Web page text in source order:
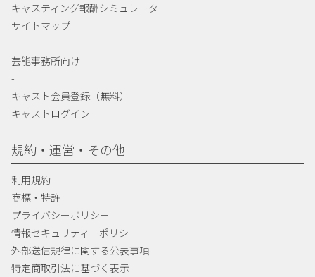
キャスティング報酬シミュレーター
サイトマップ
-
芸能事務所向け
-
キャスト会員登録（無料）
キャストログイン
規約・運営・その他
利用規約
商標・特許
プライバシーポリシー
情報セキュリティーポリシー
外部送信規律に関する公表事項
特定商取引法に基づく表示